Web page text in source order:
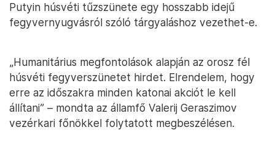
Putyin húsvéti tűzszünete egy hosszabb idejű
fegyvernyugvásról szóló tárgyaláshoz vezethet-e.
„Humanitárius megfontolások alapján az orosz fél
húsvéti fegyverszünetet hirdet. Elrendelem, hogy
erre az időszakra minden katonai akciót le kell
állítani” – mondta az államfő Valerij Geraszimov
vezérkari főnökkel folytatott megbeszélésen.